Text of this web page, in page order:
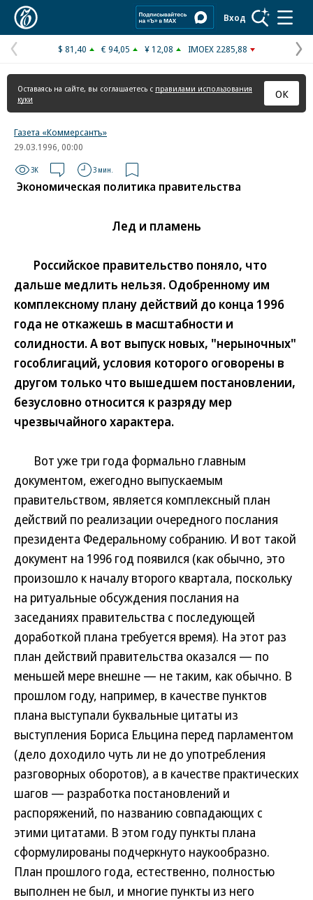
Вход
Предыдущая
страница
$ 81,40 € 94,05 ¥ 12,08 IMOEX 2285,88
Оставаясь на сайте, вы соглашаетесь с правилами использования
куки
ОК
Газета «Коммерсантъ»
29.03.1996, 00:00
3K 3 мин.
Экономическая политика правительства
Лед и пламень
Российское правительство поняло, что
дальше медлить нельзя. Одобренному им
комплексному плану действий до конца 1996
года не откажешь в масштабности и
солидности. А вот выпуск новых, "нерыночных"
гособлигаций, условия которого оговорены в
другом только что вышедшем постановлении,
безусловно относится к разряду мер
чрезвычайного характера.
Вот уже три года формально главным
документом, ежегодно выпускаемым
правительством, является комплексный план
действий по реализации очередного послания
президента Федеральному собранию. И вот такой
документ на 1996 год появился (как обычно, это
произошло к началу второго квартала, поскольку
на ритуальные обсуждения послания на
заседаниях правительства с последующей
доработкой плана требуется время). На этот раз
план действий правительства оказался — по
меньшей мере внешне — не таким, как обычно. В
прошлом году, например, в качестве пунктов
плана выступали буквальные цитаты из
выступления Бориса Ельцина перед парламентом
(дело доходило чуть ли не до употребления
разговорных оборотов), а в качестве практических
шагов — разработка постановлений и
распоряжений, по названию совпадающих с
этими цитатами. В этом году пункты плана
сформулированы подчеркнуто наукообразно.
План прошлого года, естественно, полностью
выполнен не был, и многие пункты из него